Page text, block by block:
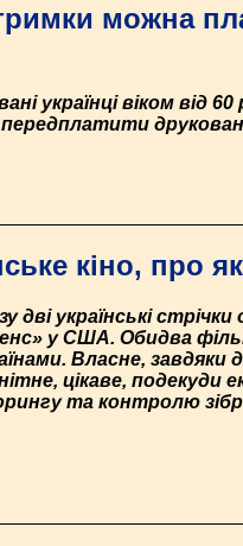
можна
українці віком від
– передплатити
кіно, про
дві українські
у США. Обидва
Власне,
цікаве,
та контролю